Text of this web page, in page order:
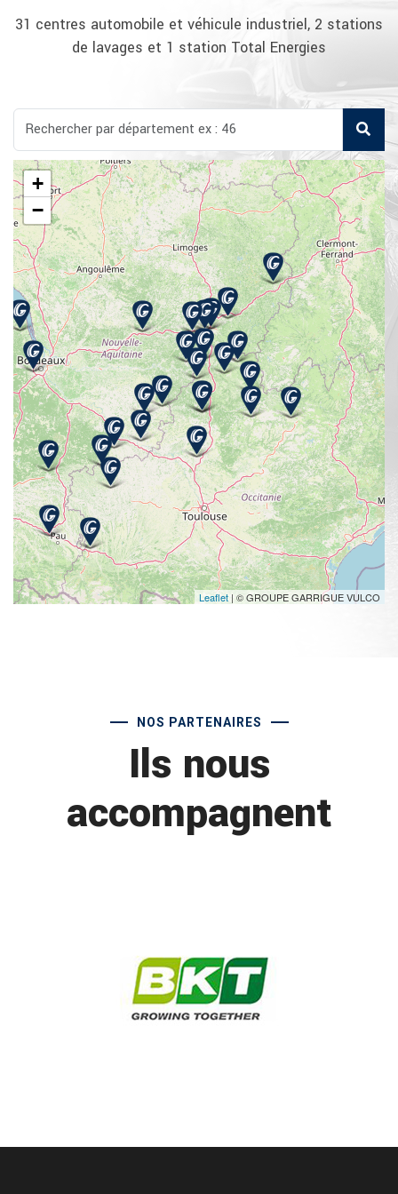
31 centres automobile et véhicule industriel, 2 stations
de lavages et 1 station Total Energies
+
−
Leaflet | © GROUPE GARRIGUE VULCO
NOS PARTENAIRES
Ils nous
accompagnent